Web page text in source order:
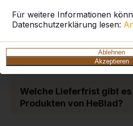
Für weitere Informationen
Datenschutzerklärung lesen:
Ablehnen
Akzeptieren
Sitzflächen der DeLuxe-
Welches Zahlungsziel
Bestellung von Tischen
aus Beton?
Welche Lieferfrist gibt es
Produkten von HeBlad?